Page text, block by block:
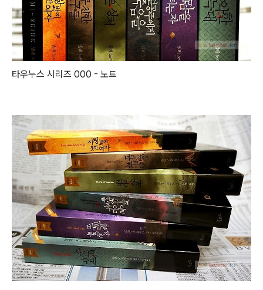
타우누스 시리즈 000 - 노트